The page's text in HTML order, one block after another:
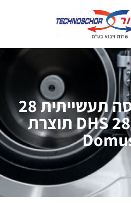
מכונת כביסה תעשייתית 28
ק"ג דגם DHS 28 תוצרת